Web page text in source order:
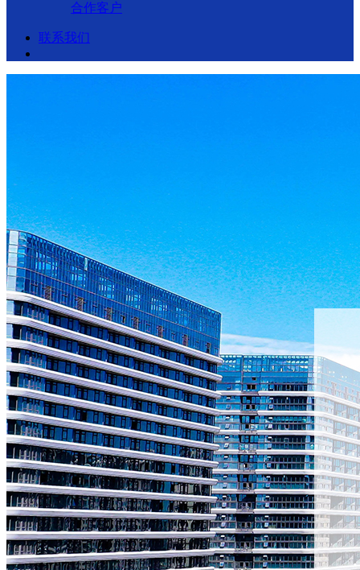
合作客户
联系我们